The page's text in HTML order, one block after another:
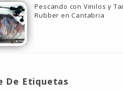
Pescando con Vinilos y Tai
Rubber en Cantabria
De Etiquetas